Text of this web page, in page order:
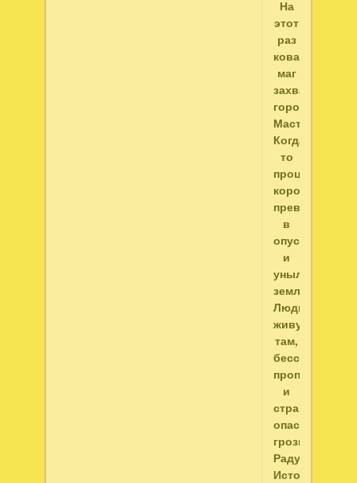
На
этот
раз
коварный
маг
захватил
город
Мастеров.
Когда-
то
королевство,
превратилось
в
опустошенные
и
унылые
земли.
Люди,
живущие
там,
бесследно
пропали,
и
страшная
опасность
грозит
Радужному
Источнику.